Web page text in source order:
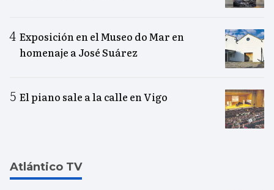
Exposición en el Museo do Mar en
homenaje a José Suárez
El piano sale a la calle en Vigo
Atlántico TV